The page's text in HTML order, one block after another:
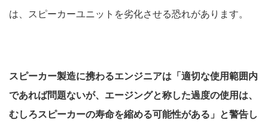
は、スピーカーユニットを劣化させる恐れがあります。
スピーカー製造に携わるエンジニアは「適切な使用範囲内
であれば問題ないが、エージングと称した過度の使用は、
むしろスピーカーの寿命を縮める可能性がある」と警告し